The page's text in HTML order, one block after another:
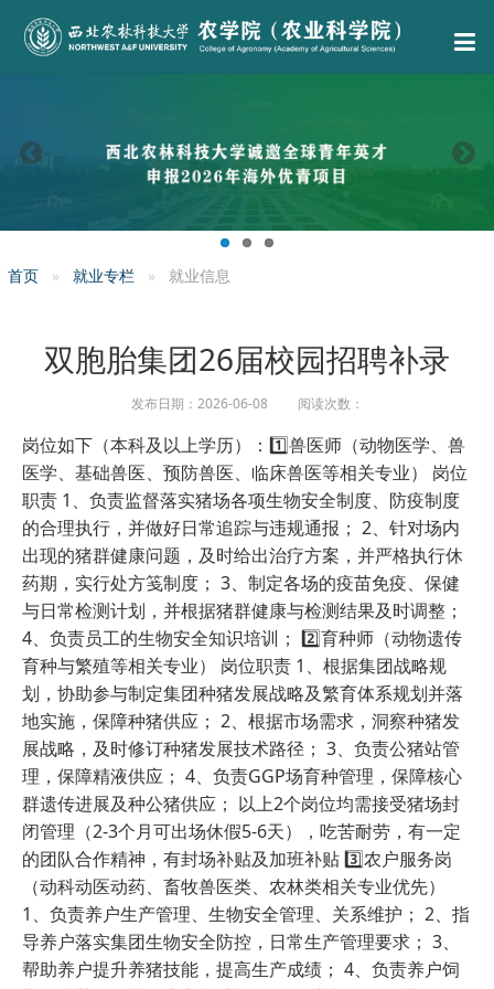
首页 就业专栏 就业信息
双胞胎集团26届校园招聘补录
发布日期：2026-06-08 阅读次数：
岗位如下（本科及以上学历）： 1️⃣兽医师（动物医学、兽
医学、基础兽医、预防兽医、临床兽医等相关专业） 岗位
职责 1、负责监督落实猪场各项生物安全制度、防疫制度
的合理执行，并做好日常追踪与违规通报； 2、针对场内
出现的猪群健康问题，及时给出治疗方案，并严格执行休
药期，实行处方笺制度； 3、制定各场的疫苗免疫、保健
与日常检测计划，并根据猪群健康与检测结果及时调整；
4、负责员工的生物安全知识培训； 2️⃣育种师（动物遗传
育种与繁殖等相关专业） 岗位职责 1、根据集团战略规
划，协助参与制定集团种猪发展战略及繁育体系规划并落
地实施，保障种猪供应； 2、根据市场需求，洞察种猪发
展战略，及时修订种猪发展技术路径； 3、负责公猪站管
理，保障精液供应； 4、负责GGP场育种管理，保障核心
群遗传进展及种公猪供应； 以上2个岗位均需接受猪场封
闭管理（2-3个月可出场休假5-6天），吃苦耐劳，有一定
的团队合作精神，有封场补贴及加班补贴 3️⃣农户服务岗
（动科动医动药、畜牧兽医类、农林类相关专业优先）
1、负责养户生产管理、生物安全管理、关系维护； 2、指
导养户落实集团生物安全防控，日常生产管理要求； 3、
帮助养户提升养猪技能，提高生产成绩； 4、负责养户饲